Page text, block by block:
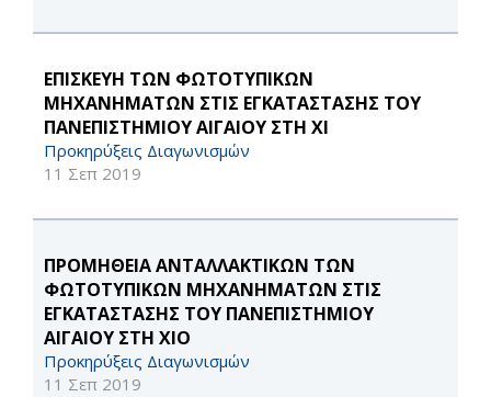
ΕΠΙΣΚΕΥΗ ΤΩΝ ΦΩΤΟΤΥΠΙΚΩΝ
ΜΗΧΑΝΗΜΑΤΩΝ ΣΤΙΣ ΕΓΚΑΤΑΣΤΑΣΗΣ ΤΟΥ
ΠΑΝΕΠΙΣΤΗΜΙΟΥ ΑΙΓΑΙΟΥ ΣΤΗ ΧΙ
Προκηρύξεις Διαγωνισμών
11 Σεπ 2019
ΠΡΟΜΗΘΕΙΑ ΑΝΤΑΛΛΑΚΤΙΚΩΝ ΤΩΝ
ΦΩΤΟΤΥΠΙΚΩΝ ΜΗΧΑΝΗΜΑΤΩΝ ΣΤΙΣ
ΕΓΚΑΤΑΣΤΑΣΗΣ ΤΟΥ ΠΑΝΕΠΙΣΤΗΜΙΟΥ
ΑΙΓΑΙΟΥ ΣΤΗ ΧΙΟ
Προκηρύξεις Διαγωνισμών
11 Σεπ 2019